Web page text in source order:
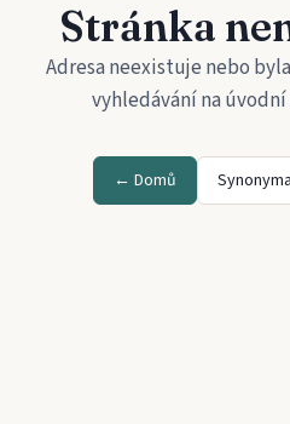
Stránka
Adresa neexistuje nebo
vyhledávání na
← Domů Synonyma